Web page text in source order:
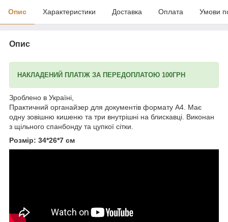
Опис Характеристики Доставка Оплата Умови
Опис
НАКЛАДЕНИЙ ПЛАТІЖ ЗА ПЕРЕДОПЛАТОЮ 100ГРН
Зроблено в Україні,
Практичний органайзер для документів формату А4. Має
одну зовішню кишеню та три внутрішні на блискавці. Виконан
з щільного спанбонду та цупкої сітки.
Розмір: 34*26*7 см